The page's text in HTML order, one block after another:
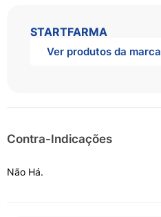
STARTFARMA
Ver produtos da marca
Contra-Indicações
Não Há.